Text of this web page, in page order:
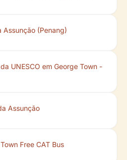
(Penang)
UNESCO em George Town -
Assunção
Free CAT Bus